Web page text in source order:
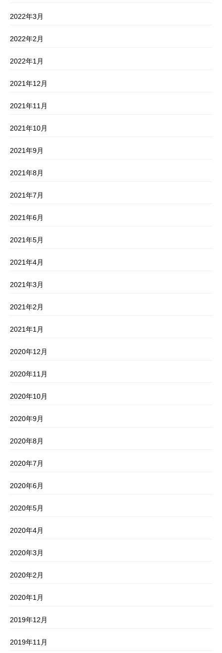
2022年3月
2022年2月
2022年1月
2021年12月
2021年11月
2021年10月
2021年9月
2021年8月
2021年7月
2021年6月
2021年5月
2021年4月
2021年3月
2021年2月
2021年1月
2020年12月
2020年11月
2020年10月
2020年9月
2020年8月
2020年7月
2020年6月
2020年5月
2020年4月
2020年3月
2020年2月
2020年1月
2019年12月
2019年11月